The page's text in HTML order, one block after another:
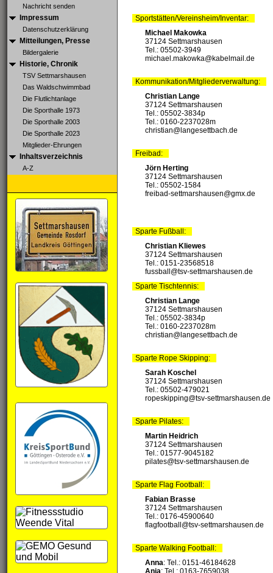
Nachricht senden
Impressum
Datenschutzerklärung
Mitteilungen, Presse
Bildergalerie
Historie, Chronik
TSV Settmarshausen
Das Waldschwimmbad
Die Flutlichtanlage
Die Sporthalle 1973
Die Sporthalle 2003
Die Sporthalle 2023
Mitglieder-Ehrungen
Inhaltsverzeichnis
A-Z
Sportstätten/Vereinsheim/Inventar:
Michael Makowka
37124 Settmarshausen
Tel.: 05502-3949
michael.makowka@kabelmail.de
Kommunikation/Mitgliederverwaltung:
Christian Lange
37124 Settmarshausen
Tel.: 05502-3834p
Tel.: 0160-2237028‬m
christian@langesettbach.de
Freibad:
Jörn Herting
37124 Settmarshausen
Tel.: 05502-1584
freibad-settmarshausen@gmx.de
Sparte Fußball:
Christian Kliewes
37124 Settmarshausen
Tel.: 0151-23568518
fussball@tsv-settmarshausen.de
Sparte Tischtennis:
Christian Lange
37124 Settmarshausen
Tel.: 05502-3834p
Tel.: 0160-2237028‬m
christian@langesettbach.de
Sparte Rope Skipping:
Sarah Koschel
37124 Settmarshausen
Tel.: 05502-479021
ropeskipping@tsv-settmarshausen.de
Sparte Pilates:
Martin Heidrich
37124 Settmarshausen
Tel.: 01577-9045182
pilates@tsv-settmarshausen.de
Sparte Flag Football:
Fabian Brasse
37124 Settmarshausen
Tel.: 0176-45900640
flagfootball@tsv-settmarshausen.de
Sparte Walking Football:
Anna: Tel.: 0151-46184628
Anja: Tel.: 0163-7659038